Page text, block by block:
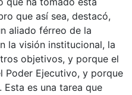
que así sea, destacó,
aliado férreo de la
la visión institucional, la
objetivos, y porque el
Poder Ejecutivo, y porque
es una tarea que